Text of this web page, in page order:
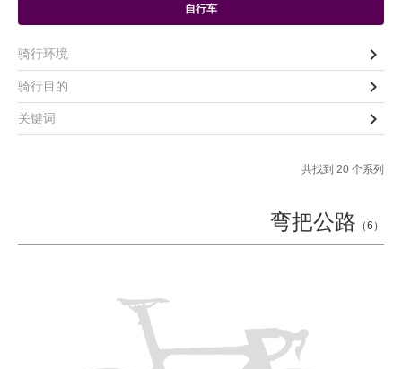
自行车
骑行环境 
骑行目的 
关键词 
共找到 20 个系列
弯把公路 （6）